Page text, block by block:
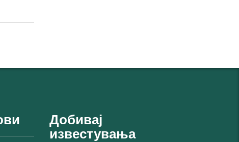
Добивај
известувања